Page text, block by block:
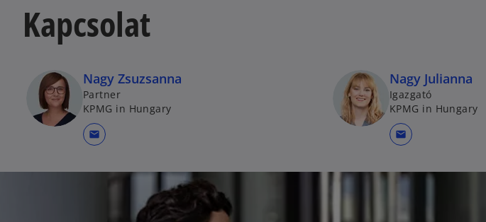
Kapcsolat
Nagy Zsuzsanna
Partner
KPMG in Hungary
mail
Nagy Julianna
Igazgató
KPMG in Hungary
mail